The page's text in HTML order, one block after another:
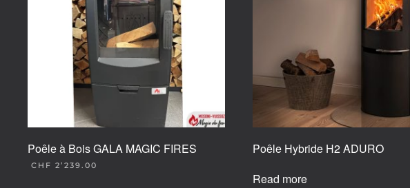
Poêle à Bois GALA MAGIC FIRES
CHF 2’239.00
Poêle Hybride H2 ADURO
Read more